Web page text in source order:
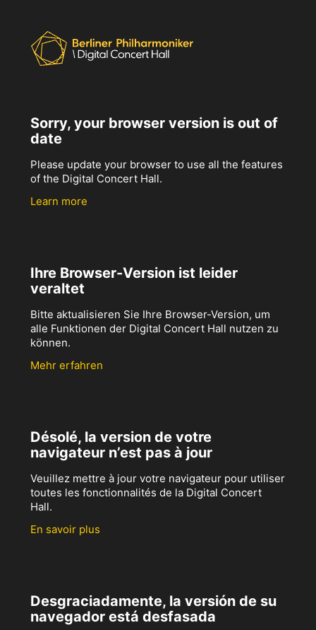
Sorry, your browser version is out of
date
Please update your browser to use all the features
of the Digital Concert Hall.
Learn more
Ihre Browser-Version ist leider
veraltet
Bitte aktualisieren Sie Ihre Browser-Version, um
alle Funktionen der Digital Concert Hall nutzen zu
können.
Mehr erfahren
Désolé, la version de votre
navigateur n’est pas à jour
Veuillez mettre à jour votre navigateur pour utiliser
toutes les fonctionnalités de la Digital Concert
Hall.
En savoir plus
Desgraciadamente, la versión de su
navegador está desfasada